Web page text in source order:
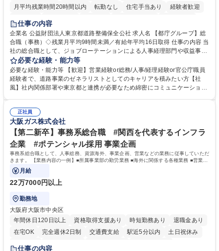
月平均残業時間20時間以内
転勤なし 住宅手当あり
経験者歓迎
研修あり
退職金あり
駅近5分以内
資格取得手当あり 食事補助あり
仕事の内容
企業名 公益財団法人東京都道路整備保全公社 求人名 【都庁グループ】総
合職（事務）◇残業月平均9時間未満／有給年平均16日取得 仕事の内容 当
社の総合職として、ジョブローテーションによる人事経理部門や収益事業
等のフロント部門の部署等幅広い部署での業務をお任せいたします。研修
制度やキャリア支援が充実しております！ ※下記業務詳細 【業務詳細】■
管理部門：広報、人事、経理など当公社の運営に係る管理業務 ■収益部
門：駐車場の新規開拓、管理運営、新宿駅西口広場の「イベントコーナ
道路施設や道路工事現場の見学ツアー事業 ※入社後は上記いずれかの部門
へ配属。※業務内容変更の範囲：会社の定める業務 募集職種 【都庁グル
ープ】総合職（事務）◇残業月平均9時間未満／有給年平均16日取得
必要な経験・能力等
必要な経験・能力等 【歓迎】営業経験or総務/人事/経理経験or官公庁職員
経験者で、道路事業のゼネラリストとしてのキャリアを積みたい方【社
風】社内関係部署や東京都と連携が必要なため綿密にコミュニケーション
部門など多岐に渡る業務を経験できます。 ■様々なプロジェクト：駐車場
事業の他、新宿駅西口広場内に設置された照明を兼ねた広告「ブライトサ
イン」の管理運営を行うなど、事業収益を生み出す活動を積極的に行って
います。 学歴・資格 学歴：大学院 大学 高専 短大 専修学校 高校 語学力：
資格：
正社員
大阪ガス株式会社
【第二新卒】事務系総合職 #関西を代表するインフラ
企業 #ポテンシャル採用 事業企画
事務系総合職として、人事総務、資源海外、事業企画、営業などの業務に従事していただ
きます。 【業務内容の一例】■所属事業部の勤労業務 ■海外に関係する各種業務 ■営業部
門の企画スタッフ、ルート営業
月給
22万7000円以上
勤務地
大阪府大阪市中央区
年間休日120日以上
資格取得支援あり 時短勤務あり
退職金あり
在宅OK
完全週休2日制 交通費支給 駅近5分以内
土日祝休み
服装自由
第二新卒歓迎
仕事の内容